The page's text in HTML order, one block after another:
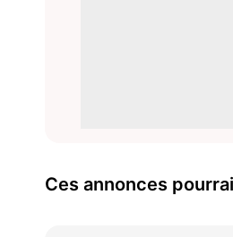
Ces annonces